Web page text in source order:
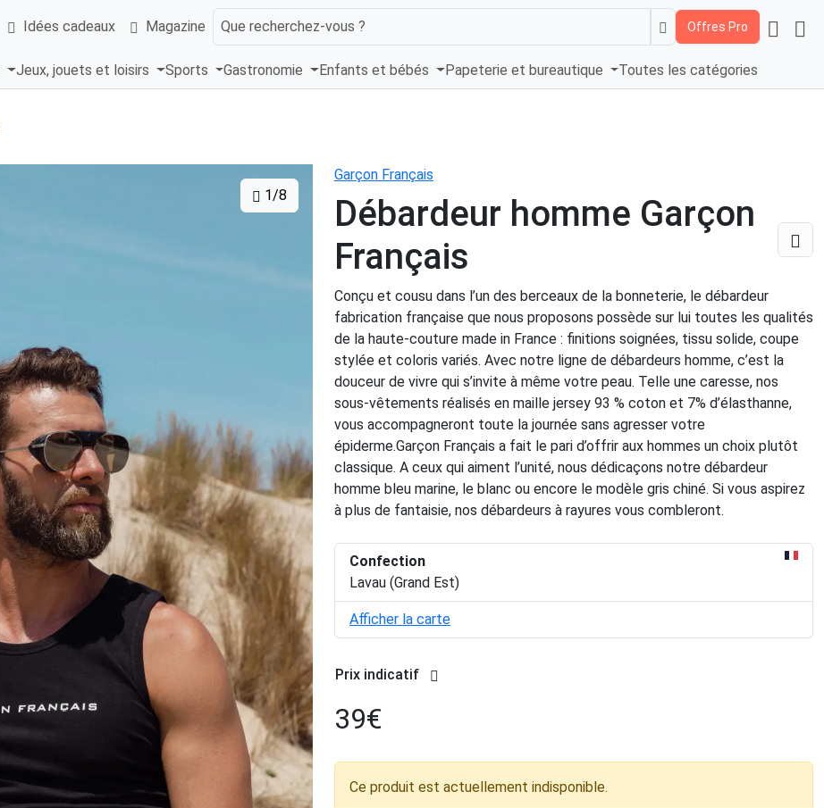
Idées cadeaux Magazine Que recherchez-vous ? Offres Pro
Jeux, jouets et loisirs Sports Gastronomie Enfants et bébés Papeterie et bureautique Toutes les catégories
1/8
Garçon Français
Débardeur homme Garçon
Français
Conçu et cousu dans l’un des berceaux de la bonneterie, le débardeur
fabrication française que nous proposons possède sur lui toutes les qualités
de la haute-couture made in France : finitions soignées, tissu solide, coupe
stylée et coloris variés. Avec notre ligne de débardeurs homme, c’est la
douceur de vivre qui s’invite à même votre peau. Telle une caresse, nos
sous-vêtements réalisés en maille jersey 93 % coton et 7% d’élasthanne,
vous accompagneront toute la journée sans agresser votre
épiderme.Garçon Français a fait le pari d’offrir aux hommes un choix plutôt
classique. A ceux qui aiment l’unité, nous dédicaçons notre débardeur
homme bleu marine, le blanc ou encore le modèle gris chiné. Si vous aspirez
à plus de fantaisie, nos débardeurs à rayures vous combleront.
Confection
Lavau (Grand Est)
Afficher la carte
Prix indicatif
39€
Ce produit est actuellement indisponible.